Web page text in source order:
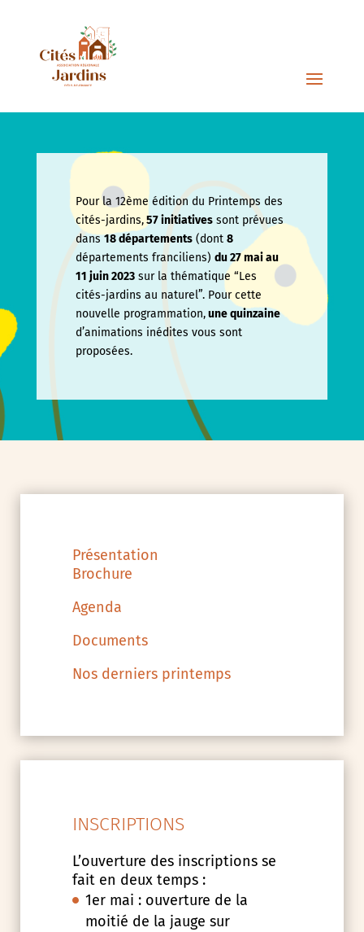
Pour la 12ème édition du Printemps des
cités-jardins,57 initiativessont prévues
dans18 départements(dont 8
départements franciliens) du 27 mai au
11 juin2023sur la thématique “Les
cités-jardins au naturel”. Pour cette
nouvelle programmation,une quinzaine
d’animations inédites vous sont
proposées.
Présentation
Brochure
Agenda
Documents
Nos derniers printemps
INSCRIPTIONS
L’ouverture des inscriptions se
fait en deux temps :
1er mai : ouverture de la
moitié de la jauge sur